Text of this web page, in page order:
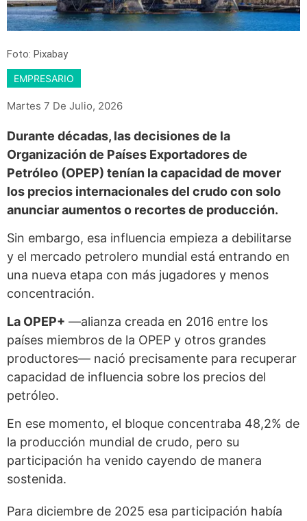
Foto: Pixabay
EMPRESARIO
Martes 7 De Julio, 2026
Durante décadas, las decisiones de la
Organización de Países Exportadores de
Petróleo (OPEP) tenían la capacidad de mover
los precios internacionales del crudo con solo
anunciar aumentos o recortes de producción.
Sin embargo, esa influencia empieza a debilitarse
y el mercado petrolero mundial está entrando en
una nueva etapa con más jugadores y menos
concentración.
La OPEP+ —alianza creada en 2016 entre los
países miembros de la OPEP y otros grandes
productores— nació precisamente para recuperar
capacidad de influencia sobre los precios del
petróleo.
En ese momento, el bloque concentraba 48,2% de
la producción mundial de crudo, pero su
participación ha venido cayendo de manera
sostenida.
Para diciembre de 2025 esa participación había